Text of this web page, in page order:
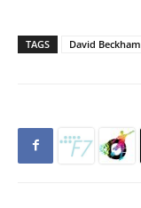
TAGS David Beckham